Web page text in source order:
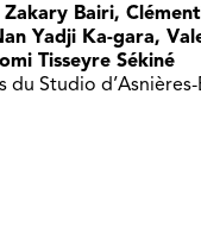
Bairi,
Yadji Ka-gara,
Tisseyre Sékiné
du Studio d’Asnières-